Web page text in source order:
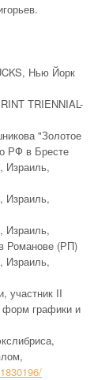
Нью Йорк
TRIENNIAL-
"Золотое
РФ в Бресте
Израиль,
Израиль,
Израиль,
Романове (РП)
Израиль,
участник II
форм графики и